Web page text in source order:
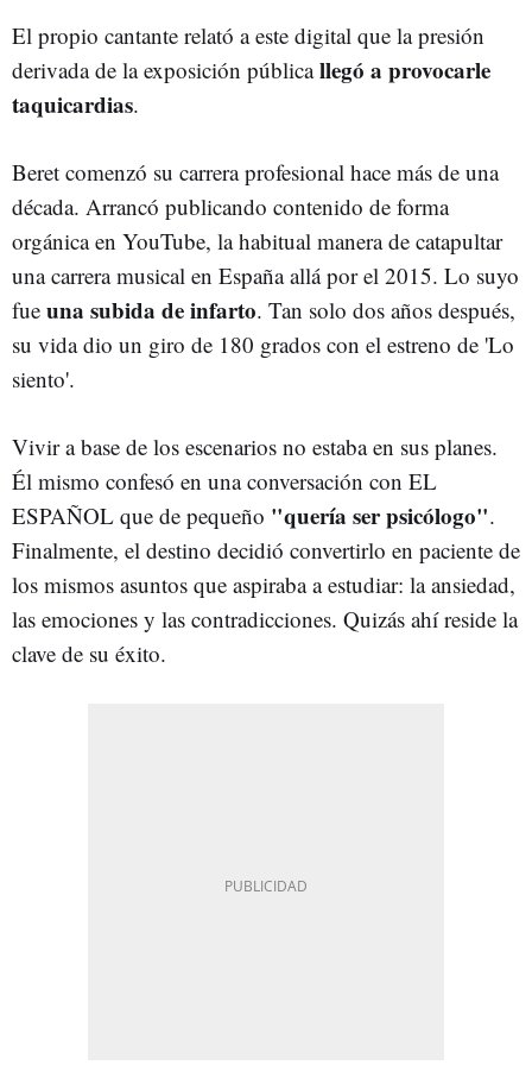
El propio cantante relató a este digital que la presión
derivada de la exposición públicallegó a provocarle
taquicardias.
Beret comenzó su carrera profesional hace más de una
década. Arrancó publicando contenido de forma
orgánica en YouTube, la habitual manera de catapultar
una carrera musical en España allá por el 2015. Lo suyo
fue una subida de infarto. Tan solo dos años después,
su vida dio un giro de 180 grados con el estreno de 'Lo
siento'.
Vivir a base de los escenarios no estaba en sus planes.
Él mismo confesó en una conversación con EL
ESPAÑOL que de pequeño "quería ser psicólogo".
Finalmente, el destino decidió convertirlo en paciente de
los mismos asuntos que aspiraba a estudiar: la ansiedad,
las emociones y las contradicciones. Quizás ahí reside la
clave de su éxito.